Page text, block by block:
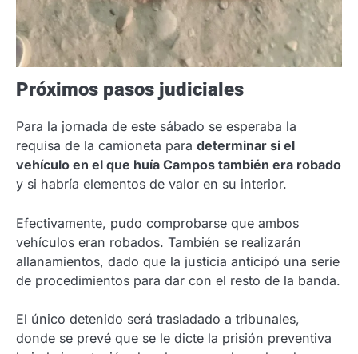
Próximos pasos judiciales
Para la jornada de este sábado se esperaba la
requisa de la camioneta para determinar si el
vehículo en el que huía Campos también era robado
y si habría elementos de valor en su interior.
Efectivamente, pudo comprobarse que ambos
vehículos eran robados. También se realizarán
allanamientos, dado que la justicia anticipó una serie
de procedimientos para dar con el resto de la banda.
El único detenido será trasladado a tribunales,
donde se prevé que se le dicte la prisión preventiva